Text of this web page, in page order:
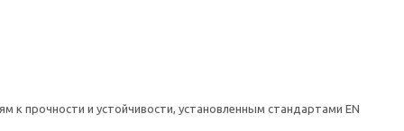
к прочности и устойчивости, установленным стандартами EN